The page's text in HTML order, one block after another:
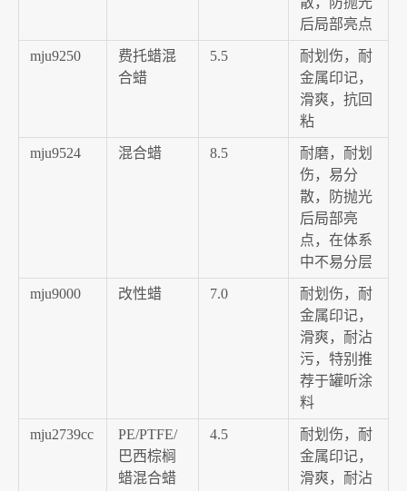
后局部亮点
mju9250
费托蜡混
合蜡
5.5
耐划伤，耐
金属印记，
滑爽，抗回
粘
mju9524 混合蜡 8.5
耐磨，耐划
伤，易分
散，防抛光
后局部亮
点，在体系
中不易分层
mju9000 改性蜡 7.0
耐划伤，耐
金属印记，
滑爽，耐沾
污，特别推
荐于罐听涂
料
mju2739cc
PE/PTFE/
巴西棕榈
蜡混合蜡
4.5
耐划伤，耐
金属印记，
滑爽，耐沾